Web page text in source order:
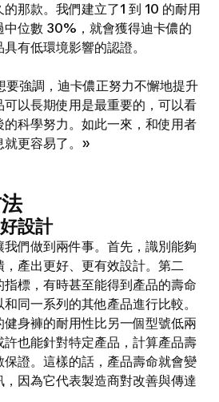
那款。我們建立了1 到 10 的耐用
中位數 30%，就會獲得迪卡儂的
有低環境影響的認證。
強調，迪卡儂正努力不懈地提升
以長期使用是最重要的，可以看
科學努力。如此一來，和使用者
就更容易了。»
設計
們做到兩件事。首先，識別能夠
產出更好、更有效設計。第二
標，有時甚至能得到產品的壽命
同一系列的其他產品進行比較。
身褲的耐用性比另一個型號低兩
也能針對特定產品，計算產品壽
證。這樣的話，產品壽命就會變
因為它代表製造商對改善與傳達